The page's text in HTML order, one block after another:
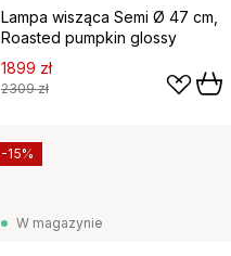
Lampa wisząca Semi Ø 47 cm,
Roasted pumpkin glossy
1899 zł
2309 zł
W magazynie
-15%